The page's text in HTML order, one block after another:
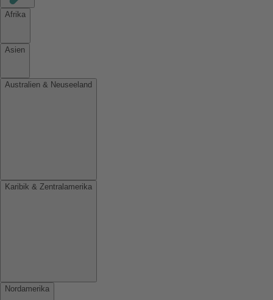
Afrika
Asien
Australien & Neuseeland
Karibik & Zentralamerika
Nordamerika